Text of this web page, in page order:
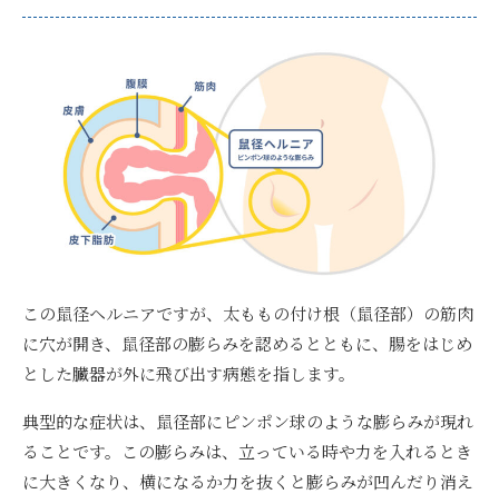
この鼠径ヘルニアですが、太ももの付け根（鼠径部）の筋肉
に穴が開き、鼠径部の膨らみを認めるとともに、腸をはじめ
とした臓器が外に飛び出す病態を指します。
典型的な症状は、鼠径部にピンポン球のような膨らみが現れ
ることです。この膨らみは、立っている時や力を入れるとき
に大きくなり、横になるか力を抜くと膨らみが凹んだり消え